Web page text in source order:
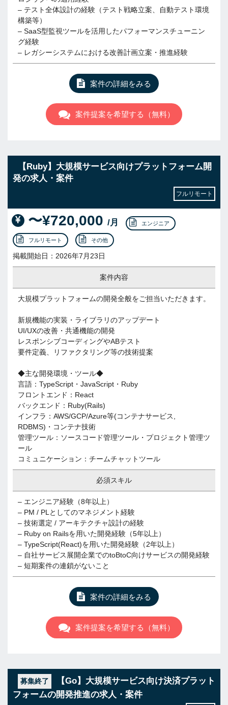
– テスト全体設計の経験（テスト戦略立案、自動テスト環境
構築等）
– SaaS型監視ツールを活用したパフォーマンスチューニン
グ経験
– レガシーシステムにおける改善計画立案・推進経験
案件の詳細をみる
案件提案を希望する（無料）
【Ruby】大規模サービス向けプラットフォーム開
発の求人・案件
フルリモート
〜¥720,000 /月 エンジニア
フルリモート その他
掲載開始日：2026年7月23日
案件内容
大規模プラットフォームの開発全般をご担当いただきます。
新規機能の実装・ライブラリのアップデート
UI/UXの改善・共通機能の開発
レスポンシブコーディングやABテスト
要件定義、リファクタリング等の技術提案
◆主な開発環境・ツール◆
言語：TypeScript・JavaScript・Ruby
フロントエンド：React
バックエンド：Ruby(Rails)
インフラ：AWS/GCP/Azure等(コンテナサービス,
RDBMS)・コンテナ技術
管理ツール：ソースコード管理ツール・プロジェクト管理ツ
ール
コミュニケーション：チームチャットツール
必須スキル
– エンジニア経験（8年以上）
– PM / PLとしてのマネジメント経験
– 技術選定 / アーキテクチャ設計の経験
– Ruby on Railsを用いた開発経験（5年以上）
– TypeScript(React)を用いた開発経験（2年以上）
– 自社サービス展開企業でのtoBtoC向けサービスの開発経験
– 短期案件の連鎖がないこと
案件の詳細をみる
案件提案を希望する（無料）
募集終了
【Go】大規模サービス向け決済プラット
フォームの開発推進の求人・案件